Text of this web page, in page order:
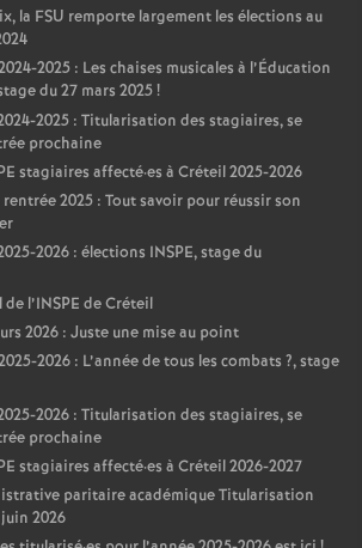
la FSU remporte largement les élections au
2025 : Les chaises musicales à l’Éducation
du 27 mars 2025!
2025 : Titularisation des stagiaires, se
prochaine
stagiaires affecté·es à Créteil 2025-2026
2025 : Tout savoir pour réussir son
2026 : élections INSPE, stage du
l’INSPE de Créteil
2026 : Juste une mise au point
2026 : L’année de tous les combats ?, stage
2026 : Titularisation des stagiaires, se
prochaine
stagiaires affecté·es à Créteil 2026-2027
paritaire académique Titularisation
2026